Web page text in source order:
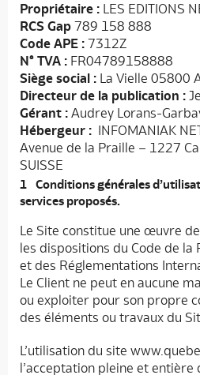
Propriétaire : LES EDITIONS
RCS Gap 789 158 888
Code APE : 7312Z
N° TVA : FR04789158888
Siège social : La Vielle 05800
Directeur de la publication :
Gérant : Audrey Lorans-
Hébergeur : INFOMANIAK
Avenue de la Praille – 1227
SUISSE
Conditions générales
services proposés.
Le Site constitue une œuvre
les dispositions du Code de
et des Réglementations
Le Client ne peut en aucune
ou exploiter pour son propre
des éléments ou travaux du
L’utilisation du site
l’acceptation pleine et entière